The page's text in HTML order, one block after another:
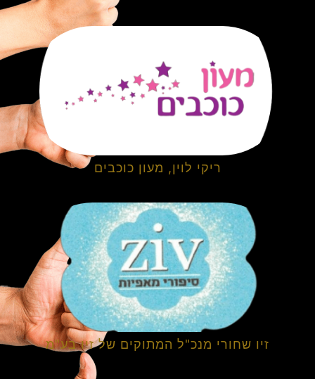
ריקי לוין, מעון כוכבים
זיו שחורי מנכ"ל המתוקים של זיו בע"מ